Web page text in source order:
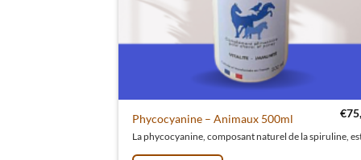
Phycocyanine – Animaux 500ml €